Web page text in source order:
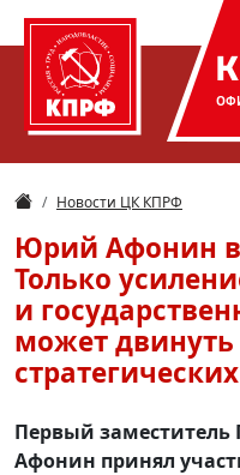
Новости ЦК КПРФ
Юрий Афонин в
Только
и
может двинуть
Первый
Афонин принял